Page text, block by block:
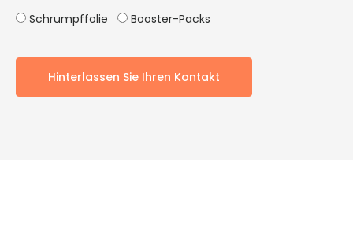
Schrumpffolie
Booster-Packs
Hinterlassen Sie Ihren Kontakt